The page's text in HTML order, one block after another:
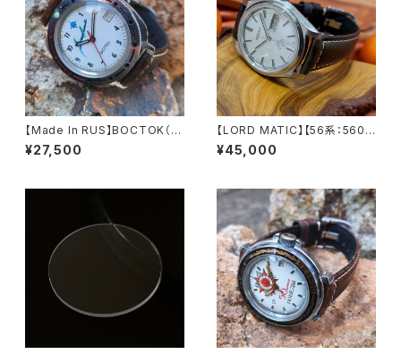
【Made In RUS】BOCTOK（ボ
ストーク）Komandirskie/コマ
ンダスキー ロシアミリタリーウォ
時【kmnd-wh1-1】
¥27,500
【LORD MATIC】【56系：5606
-7070】【サファイアクリスタル】
SEIKO/セイコーロードマチック
訪工場 1968年 10月製造 アン
ティークウォッチ 中三針 レザー
ベルト メンズウォッチ【5606-7
070-1】
¥45,000